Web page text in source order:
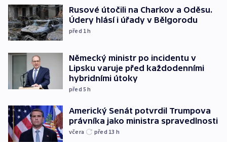
Rusové útočili na Charkov a Oděsu.
Údery hlásí i úřady v Bělgorodu
před 1h
Německý ministr po incidentu v
Lipsku varuje před každodenními
hybridními útoky
před 5h
Americký Senát potvrdil Trumpova
právníka jako ministra spravedlnosti
včera před 13 h